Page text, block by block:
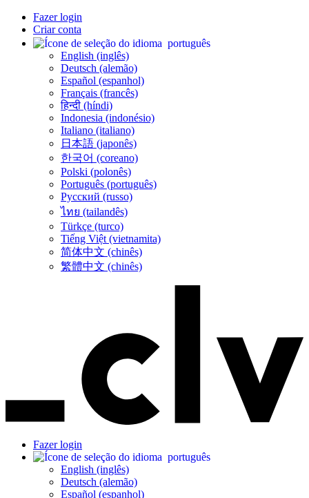
Fazer login
Criar conta
português
English (inglês)
Deutsch (alemão)
Español (espanhol)
Français (francês)
हिन्दी (híndi)
Indonesia (indonésio)
Italiano (italiano)
日本語 (japonês)
한국어 (coreano)
Polski (polonês)
Português (português)
Русский (russo)
ไทย (tailandês)
Türkçe (turco)
Tiếng Việt (vietnamita)
简体中文 (chinês)
繁體中文 (chinês)
Fazer login
português
English (inglês)
Deutsch (alemão)
Español (espanhol)